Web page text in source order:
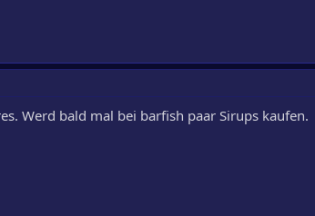
Werd bald mal bei barfish paar Sirups kaufen.